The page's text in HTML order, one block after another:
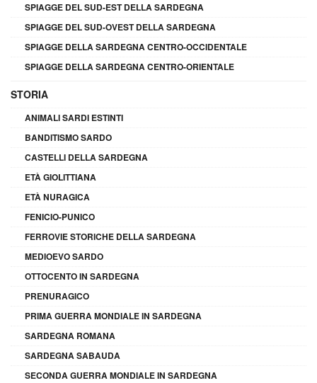
SPIAGGE DEL SUD-EST DELLA SARDEGNA
SPIAGGE DEL SUD-OVEST DELLA SARDEGNA
SPIAGGE DELLA SARDEGNA CENTRO-OCCIDENTALE
SPIAGGE DELLA SARDEGNA CENTRO-ORIENTALE
STORIA
ANIMALI SARDI ESTINTI
BANDITISMO SARDO
CASTELLI DELLA SARDEGNA
ETÀ GIOLITTIANA
ETÀ NURAGICA
FENICIO-PUNICO
FERROVIE STORICHE DELLA SARDEGNA
MEDIOEVO SARDO
OTTOCENTO IN SARDEGNA
PRENURAGICO
PRIMA GUERRA MONDIALE IN SARDEGNA
SARDEGNA ROMANA
SARDEGNA SABAUDA
SECONDA GUERRA MONDIALE IN SARDEGNA